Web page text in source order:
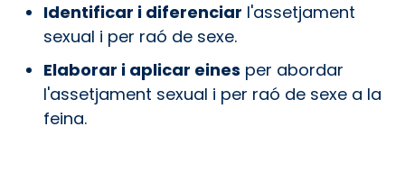
Identificar i diferenciar l'assetjament
sexual i per raó de sexe.
Elaborar i aplicar eines per abordar
l'assetjament sexual i per raó de sexe a la
feina.